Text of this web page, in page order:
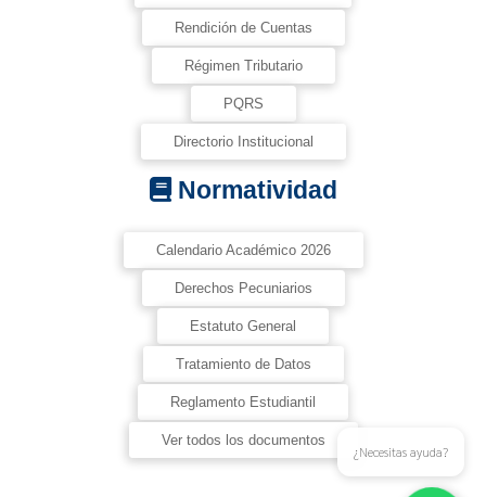
Rendición de Cuentas
Régimen Tributario
PQRS
Directorio Institucional
Normatividad
Calendario Académico 2026
Derechos Pecuniarios
Estatuto General
Tratamiento de Datos
Reglamento Estudiantil
Ver todos los documentos
¿Necesitas ayuda?